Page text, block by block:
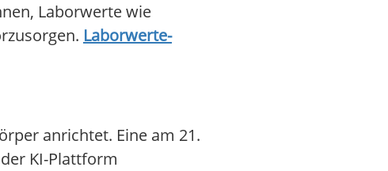
Laborwerte wie
Laborwerte-
anrichtet. Eine am 21.
KI-Plattform